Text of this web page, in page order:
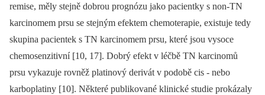
remise, měly stejně dobrou prognózu jako pacientky s non-TN
karcinomem prsu se stejným efektem chemoterapie, existuje tedy
skupina pacientek s TN karcinomem prsu, které jsou vysoce
chemosenzitivní [10, 17]. Dobrý efekt v léčbě TN karcinomů
prsu vykazuje rovněž platinový derivát v podobě cis -⁠ nebo
karboplatiny [10]. Některé publikované klinické studie prokázaly